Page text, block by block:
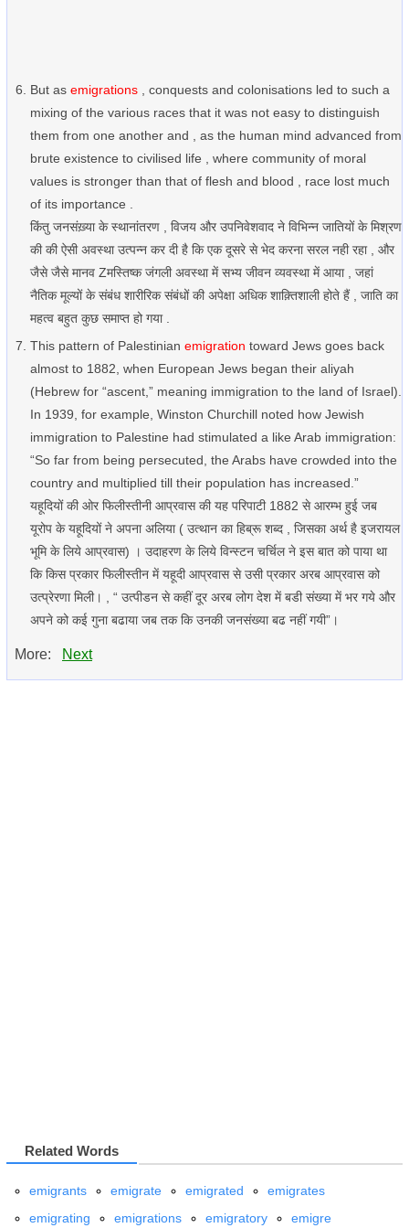
But as emigrations , conquests and colonisations led to such a
mixing of the various races that it was not easy to distinguish
them from one another and , as the human mind advanced from
brute existence to civilised life , where community of moral
values is stronger than that of flesh and blood , race lost much
of its importance .
किंतु जनसंख़्या के स्थानांतरण , विजय और उपनिवेशवाद ने विभिन्न जातियों के मिश्रण
की की ऐसी अवस्था उत्पन्न कर दी है कि एक दूसरे से भेद करना सरल नही रहा , और
जैसे जैसे मानव Zमस्तिष्क जंगली अवस्था में सभ्य जीवन व्यवस्था में आया , जहां
नैतिक मूल्यों के संबंध शारीरिक संबंधों की अपेक्षा अधिक शाक़्तिशाली होते हैं , जाति का
महत्व बहुत कुछ समाप्त हो गया .
This pattern of Palestinian emigration toward Jews goes back
almost to 1882, when European Jews began their aliyah
(Hebrew for “ascent,” meaning immigration to the land of Israel).
In 1939, for example, Winston Churchill noted how Jewish
immigration to Palestine had stimulated a like Arab immigration:
“So far from being persecuted, the Arabs have crowded into the
country and multiplied till their population has increased.”
यहूदियों की ओर फिलीस्तीनी आप्रवास की यह परिपाटी 1882 से आरम्भ हुई जब
यूरोप के यहूदियों ने अपना अलिया ( उत्थान का हिब्रू शब्द , जिसका अर्थ है इजरायल
भूमि के लिये आप्रवास) । उदाहरण के लिये विन्स्टन चर्चिल ने इस बात को पाया था
कि किस प्रकार फिलीस्तीन में यहूदी आप्रवास से उसी प्रकार अरब आप्रवास को
उत्प्रेरणा मिली। , “ उत्पीडन से कहीं दूर अरब लोग देश में बडी संख्या में भर गये और
अपने को कई गुना बढाया जब तक कि उनकी जनसंख्या बढ नहीं गयी”।
More: Next
Related Words
emigrants emigrate emigrated
emigrates
emigrating
emigrations emigratory emigre